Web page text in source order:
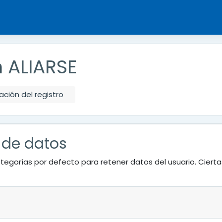
del registro
datos
por defecto para retener datos del usuario.